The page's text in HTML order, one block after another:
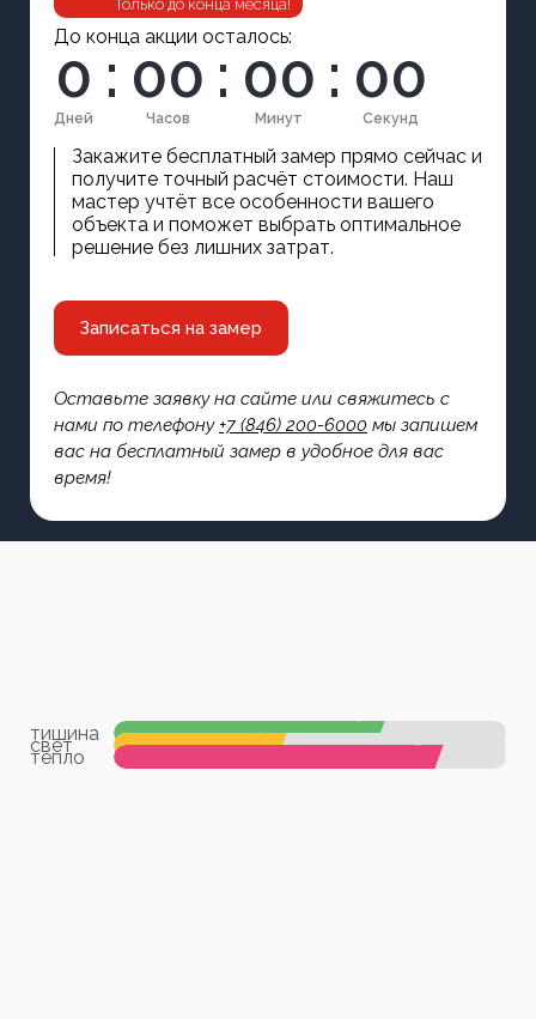
Только до конца месяца!
До конца акции осталось:
0
Дней
: 00
Часов
: 00
Минут
: 00
Секунд
Закажите бесплатный замер прямо сейчас и
получите точный расчёт стоимости. Наш
мастер учтёт все особенности вашего
объекта и поможет выбрать оптимальное
решение без лишних затрат.
Записаться на замер
Оставьте заявку на сайте или свяжитесь с
нами по телефону +7 (846) 200-6000 мы запишем
вас на бесплатный замер в удобное для вас
время!
тишина
свет
тепло